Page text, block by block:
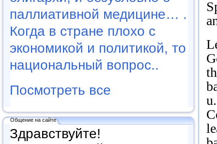
паллиативной медицине… .
Когда в стране плохо с
экономикой и политикой, то
национальный вопрос..
Посмотреть все
Общение на сайте
Здравствуйте!